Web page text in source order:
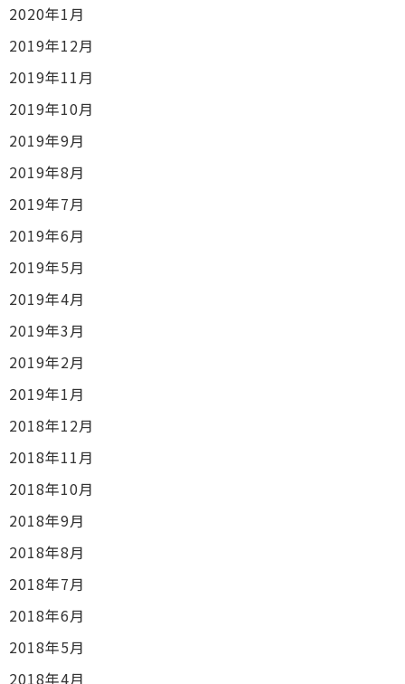
2020年1月
2019年12月
2019年11月
2019年10月
2019年9月
2019年8月
2019年7月
2019年6月
2019年5月
2019年4月
2019年3月
2019年2月
2019年1月
2018年12月
2018年11月
2018年10月
2018年9月
2018年8月
2018年7月
2018年6月
2018年5月
2018年4月